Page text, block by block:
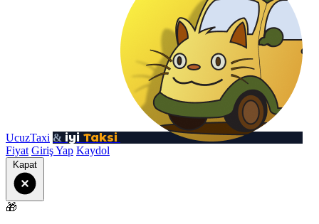
UcuzTaxi & iyi Taksi
Fiyat Giriş Yap Kaydol
Kapat
🎁